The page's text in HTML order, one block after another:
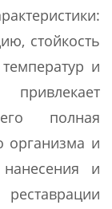
стойкость
и
полная
организма и
и